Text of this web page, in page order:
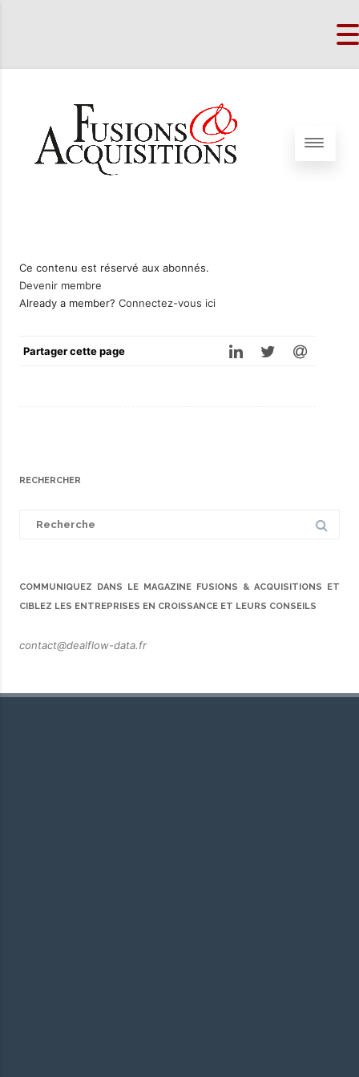
Ce contenu est réservé aux abonnés.
Devenir membre
Already a member? Connectez-vous ici
Partager cette page
RECHERCHER
COMMUNIQUEZ DANS LE MAGAZINE FUSIONS & ACQUISITIONS ET
CIBLEZ LES ENTREPRISES EN CROISSANCE ET LEURS CONSEILS
contact@dealflow-data.fr